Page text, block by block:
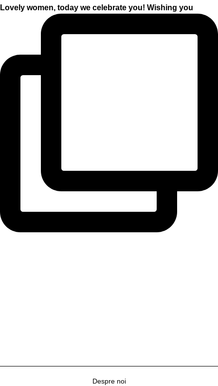
Lovely women, today we celebrate you! Wishing you
Despre noi